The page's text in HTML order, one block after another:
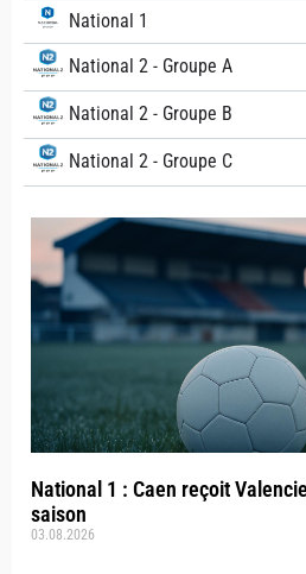
National 1
National 2 - Groupe A
National 2 - Groupe B
National 2 - Groupe C
National 1 : Caen reçoit
saison
03.08.2026